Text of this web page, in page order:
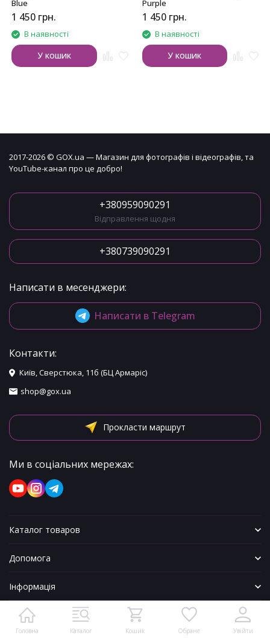
Blue
1 450 грн.
В наявності
У кошик
Purple
1 450 грн.
В наявності
У кошик
Головна Каталог Кошик Обране Увійти
2017-2026 © GOX.ua — Магазин для фотографів і відеографів, та
YouTube-канал про це добро!
+380959090291
Відправлення щодня
+380739090291
Написати в месенджери:
Написати в Telegram
Контакти:
Київ, Сверстюка, 11б (БЦ Армаріс)
shop@gox.ua
Прокласти маршрут
Ми в соціальних мережах:
Каталог товаров
Допомога
Інформація